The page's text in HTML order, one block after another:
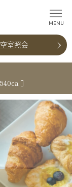
空室照会
］